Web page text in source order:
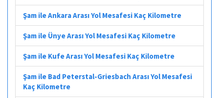
Şam ile Ankara Arası Yol Mesafesi Kaç Kilometre
Şam ile Ünye Arası Yol Mesafesi Kaç Kilometre
Şam ile Kufe Arası Yol Mesafesi Kaç Kilometre
Şam ile Bad Peterstal-Griesbach Arası Yol Mesafesi
Kaç Kilometre